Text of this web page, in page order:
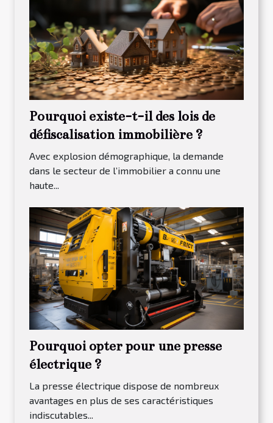
Pourquoi existe-t-il des lois de
défiscalisation immobilière ?
Avec explosion démographique, la demande
dans le secteur de l’immobilier a connu une
haute...
Pourquoi opter pour une presse
électrique ?
La presse électrique dispose de nombreux
avantages en plus de ses caractéristiques
indiscutables...